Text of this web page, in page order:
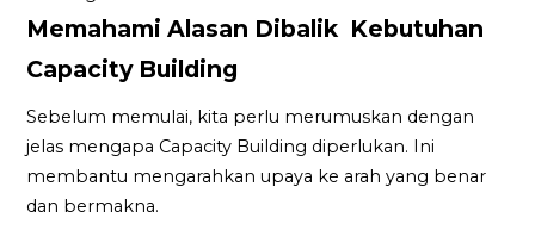
Memahami Alasan Dibalik Kebutuhan
Capacity Building
Sebelum memulai, kita perlu merumuskan dengan
jelas mengapa Capacity Building diperlukan. Ini
membantu mengarahkan upaya ke arah yang benar
dan bermakna.